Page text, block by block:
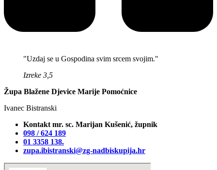
"Uzdaj se u Gospodina svim srcem svojim."
Izreke 3,5
Župa Blažene Djevice Marije Pomoćnice
Ivanec Bistranski
Kontakt mr. sc. Marijan Kušenić, župnik
098 / 624 189
01 3358 138‬.
zupa.ibistranski@zg-nadbiskupija.hr